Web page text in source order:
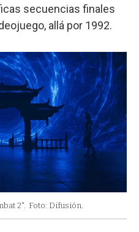
secuencias finales
allá por 1992.
2". Foto: Difusión.